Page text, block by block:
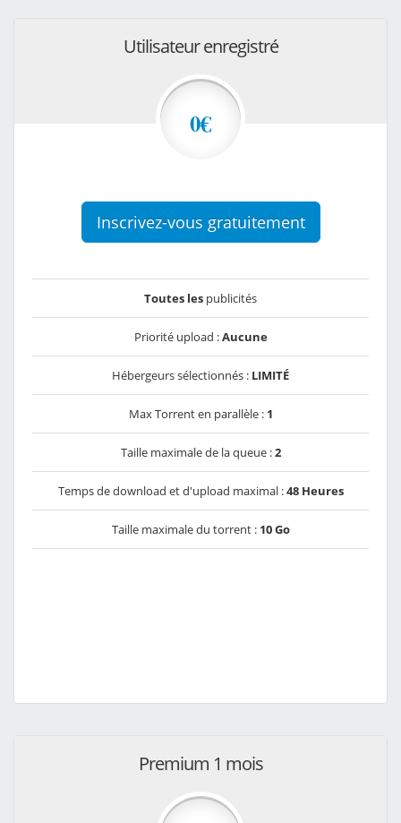
Utilisateur enregistré
0€
Inscrivez-vous gratuitement
Toutes les publicités
Priorité upload :Aucune
Hébergeurs sélectionnés : LIMITÉ
Max Torrent en parallèle : 1
Taille maximale de la queue :2
Temps de download et d'upload maximal :48 Heures
Taille maximale du torrent : 10 Go
Premium 1 mois